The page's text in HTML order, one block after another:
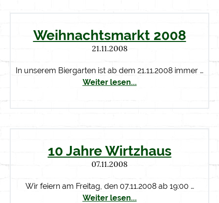
Weihnachtsmarkt 2008
21.11.2008
In unserem Biergarten ist ab dem 21.11.2008 immer …
Weiter lesen...
10 Jahre Wirtzhaus
07.11.2008
Wir feiern am Freitag, den 07.11.2008 ab 19:00 …
Weiter lesen...